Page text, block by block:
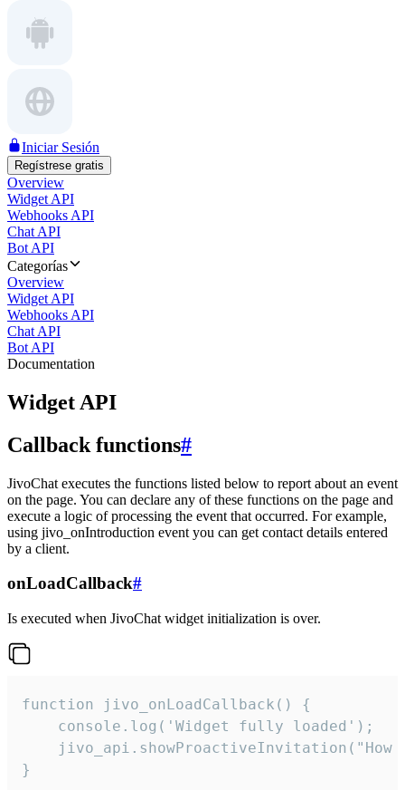
Iniciar Sesión
Regístrese gratis
Overview
Widget API
Webhooks API
Chat API
Bot API
Categorías
Overview
Widget API
Webhooks API
Chat API
Bot API
Documentation
Widget API
Callback functions#
JivoChat executes the functions listed below to report about an event
on the page. You can declare any of these functions on the page and
execute a logic of processing the event that occurred. For example,
using jivo_onIntroduction event you can get contact details entered
by a client.
onLoadCallback#
Is executed when JivoChat widget initialization is over.
function jivo_onLoadCallback() {
    console.log('Widget fully loaded');
jivo_api.showProactiveInvitation("How
}